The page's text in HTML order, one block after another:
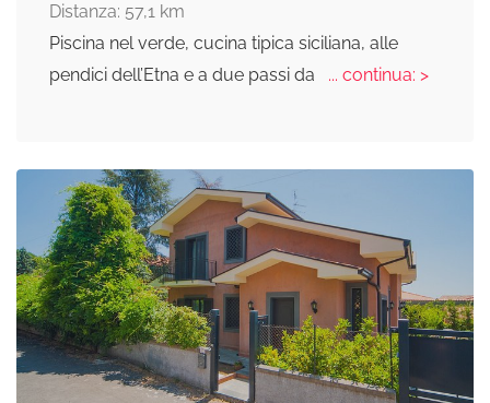
Distanza: 57,1 km
Piscina nel verde, cucina tipica siciliana, alle
pendici dell’Etna e a due passi da
... continua: >